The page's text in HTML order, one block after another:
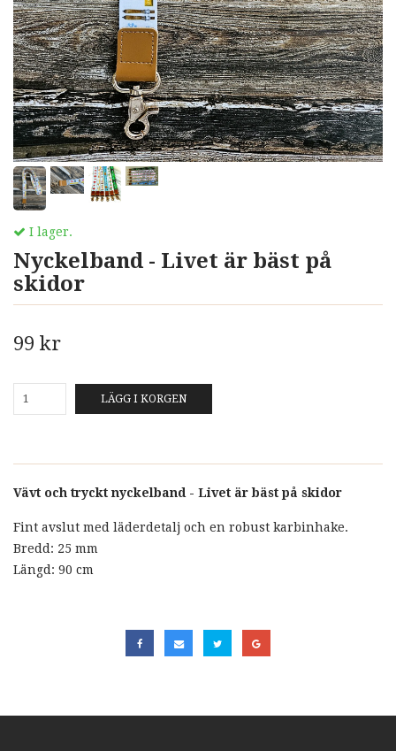
I lager.
Nyckelband - Livet är bäst på
skidor
99 kr
LÄGG I KORGEN
Vävt och tryckt nyckelband - Livet är bäst på skidor
Fint avslut med läderdetalj och en robust karbinhake.
Bredd: 25 mm
Längd: 90 cm